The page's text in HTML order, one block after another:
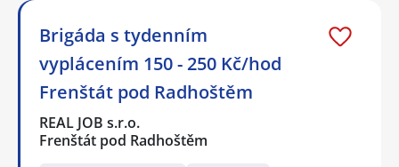
Brigáda s tydenním
vyplácením 150 - 250 Kč/hod
Frenštát pod Radhoštěm
REAL JOB s.r.o.
Frenštát pod Radhoštěm